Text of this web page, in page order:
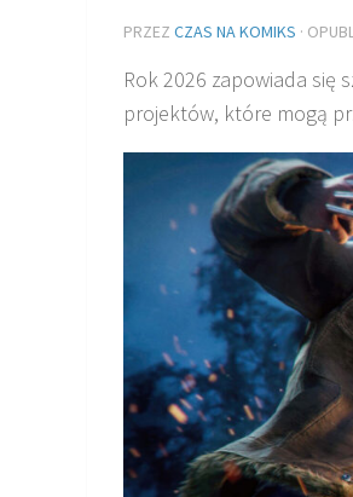
PRZEZ CZAS NA KOMIKS ·
Rok 2026 zapowiada się
projektów, które mogą